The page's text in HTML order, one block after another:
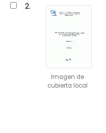
2.
Imagen de
cubierta local